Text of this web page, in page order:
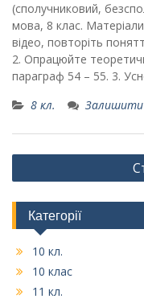
(сполучниковий,
мова, 8 клас.
відео, повторіть
2. Опрацюйте
параграф 54 – 55. 3.
8 кл.
Навігація
записів
Категорії
10 кл.
10 клас
11 кл.